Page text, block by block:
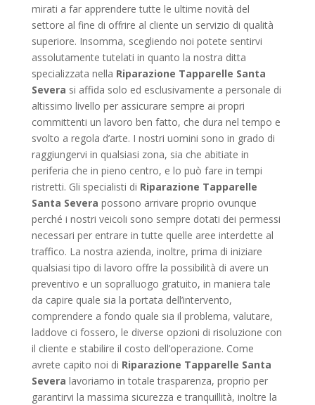
mirati a far apprendere tutte le ultime novità del
settore al fine di offrire al cliente un servizio di qualità
superiore. Insomma, scegliendo noi potete sentirvi
assolutamente tutelati in quanto la nostra ditta
specializzata nella Riparazione Tapparelle Santa
Severa si affida solo ed esclusivamente a personale di
altissimo livello per assicurare sempre ai propri
committenti un lavoro ben fatto, che dura nel tempo e
svolto a regola d’arte. I nostri uomini sono in grado di
raggiungervi in qualsiasi zona, sia che abitiate in
periferia che in pieno centro, e lo può fare in tempi
ristretti. Gli specialisti di Riparazione Tapparelle
Santa Severa possono arrivare proprio ovunque
perché i nostri veicoli sono sempre dotati dei permessi
necessari per entrare in tutte quelle aree interdette al
traffico. La nostra azienda, inoltre, prima di iniziare
qualsiasi tipo di lavoro offre la possibilità di avere un
preventivo e un sopralluogo gratuito, in maniera tale
da capire quale sia la portata dell’intervento,
comprendere a fondo quale sia il problema, valutare,
laddove ci fossero, le diverse opzioni di risoluzione con
il cliente e stabilire il costo dell’operazione. Come
avrete capito noi di Riparazione Tapparelle Santa
Severa lavoriamo in totale trasparenza, proprio per
garantirvi la massima sicurezza e tranquillità, inoltre la